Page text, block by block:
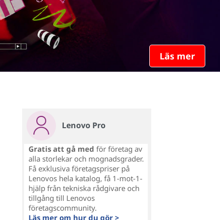
Läs mer
Lenovo Pro
Gratis att gå med för företag av
alla storlekar och mognadsgrader.
Få exklusiva företagspriser på
Lenovos hela katalog, få 1-mot-1-
hjälp från tekniska rådgivare och
tillgång till Lenovos
företagscommunity.
Läs mer om hur du gör >